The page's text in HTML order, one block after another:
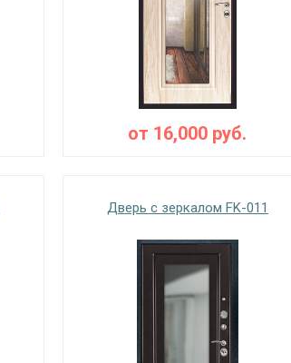
от 16,000 руб.
Дверь с зеркалом FK-011